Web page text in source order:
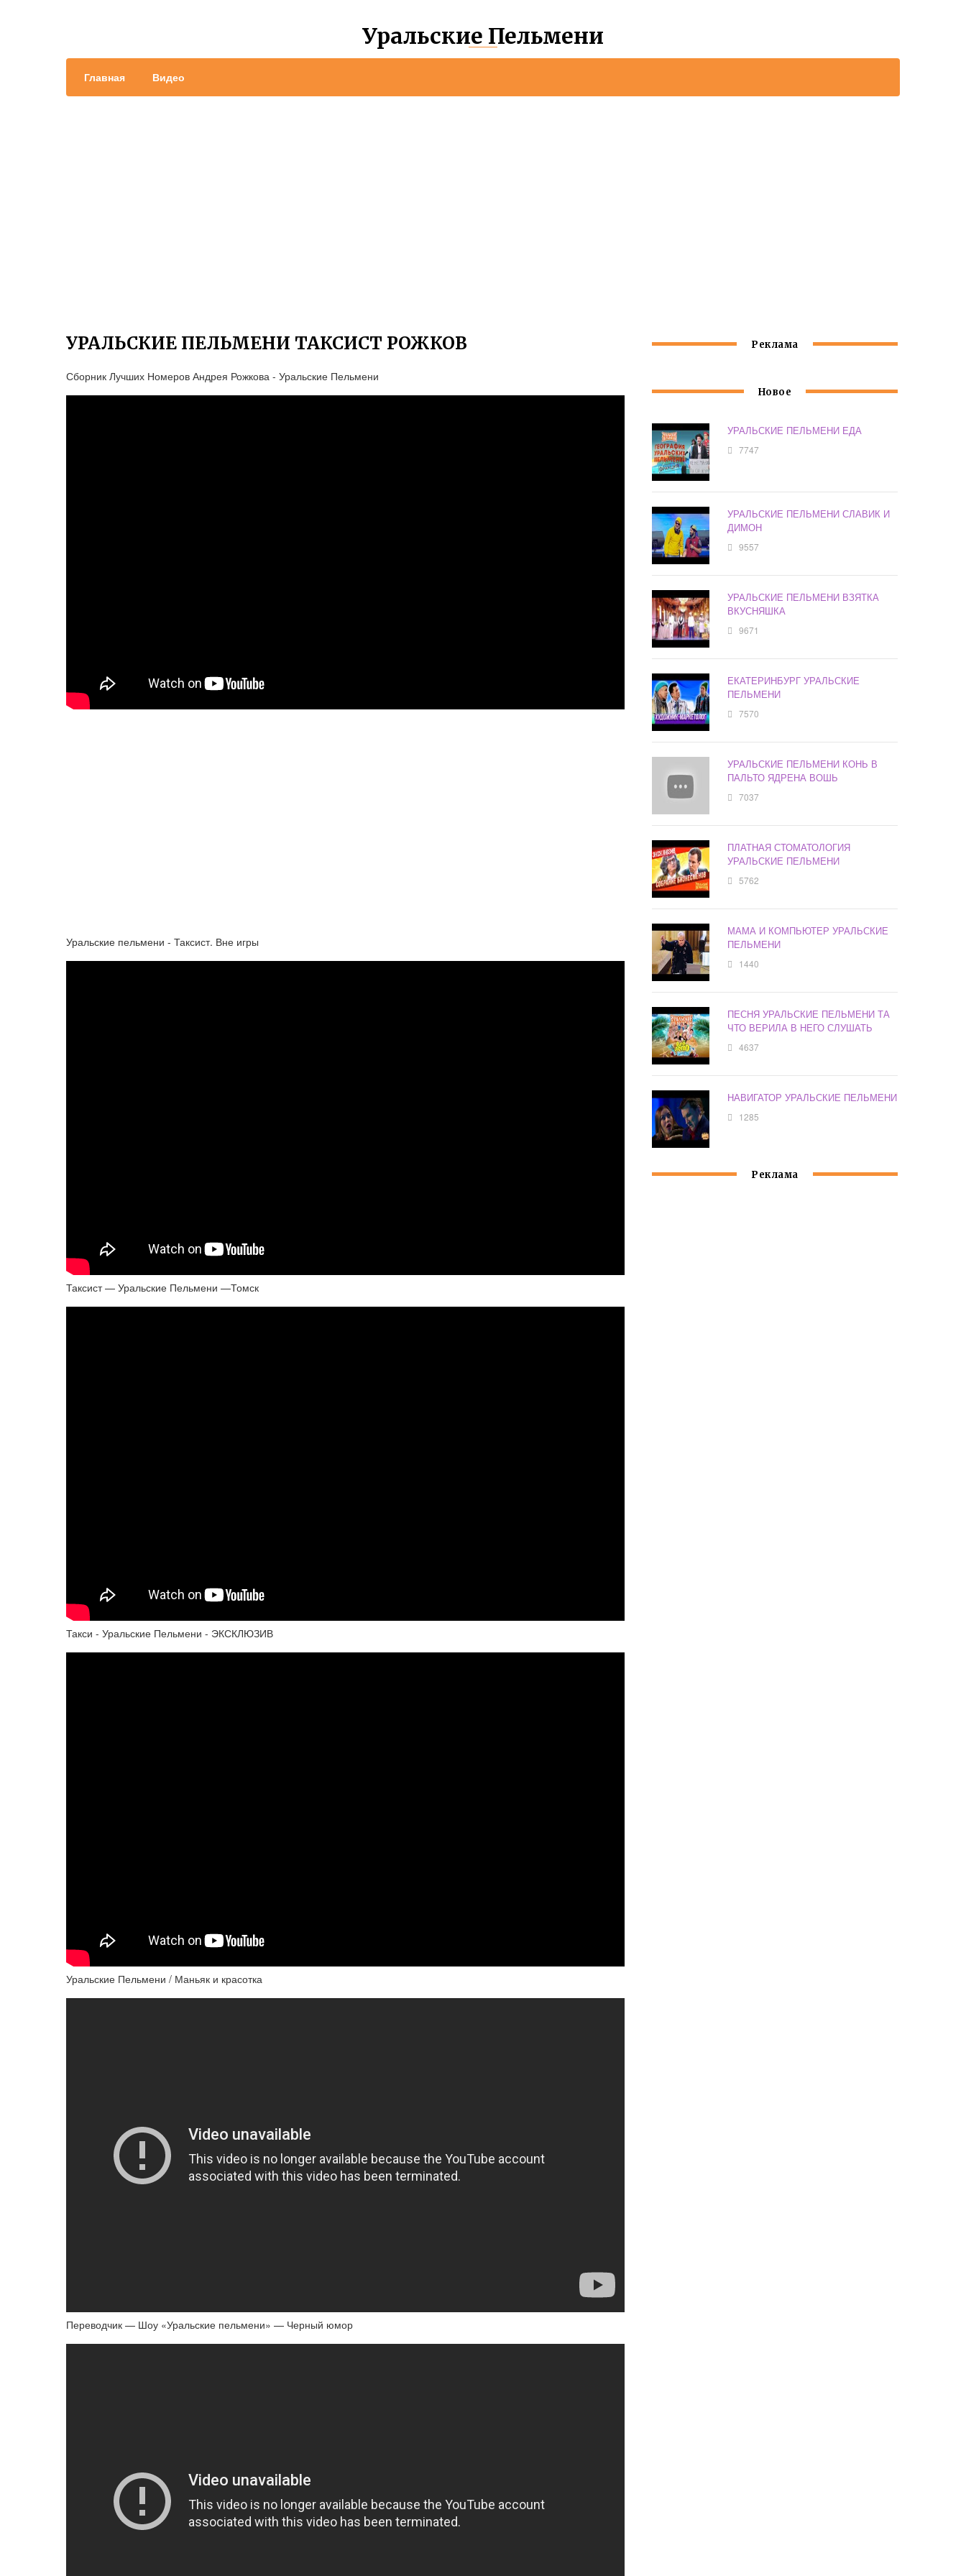
Уральские Пельмени
Главная Видео
УРАЛЬСКИЕ ПЕЛЬМЕНИ ТАКСИСТ РОЖКОВ
Сборник Лучших Номеров Андрея Рожкова - Уральские Пельмени
Уральские пельмени - Таксист. Вне игры
Таксист — Уральские Пельмени —Томск
Такси - Уральские Пельмени - ЭКСКЛЮЗИВ
Уральские Пельмени / Маньяк и красотка
Переводчик — Шоу «Уральские пельмени» — Черный юмор
Реклама
Новое
УРАЛЬСКИЕ ПЕЛЬМЕНИ ЕДА
7747
УРАЛЬСКИЕ ПЕЛЬМЕНИ СЛАВИК И
ДИМОН
9557
УРАЛЬСКИЕ ПЕЛЬМЕНИ ВЗЯТКА
ВКУСНЯШКА
9671
ЕКАТЕРИНБУРГ УРАЛЬСКИЕ
ПЕЛЬМЕНИ
7570
УРАЛЬСКИЕ ПЕЛЬМЕНИ КОНЬ В
ПАЛЬТО ЯДРЕНА ВОШЬ
7037
ПЛАТНАЯ СТОМАТОЛОГИЯ
УРАЛЬСКИЕ ПЕЛЬМЕНИ
5762
МАМА И КОМПЬЮТЕР УРАЛЬСКИЕ
ПЕЛЬМЕНИ
1440
ПЕСНЯ УРАЛЬСКИЕ ПЕЛЬМЕНИ ТА
ЧТО ВЕРИЛА В НЕГО СЛУШАТЬ
4637
НАВИГАТОР УРАЛЬСКИЕ ПЕЛЬМЕНИ
1285
Реклама